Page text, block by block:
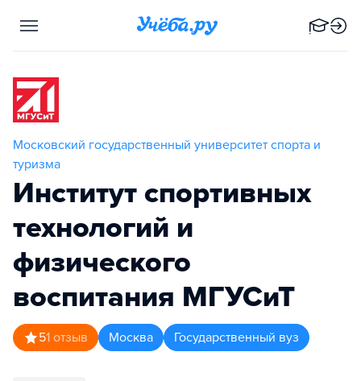
Московский государственный университет спорта и
туризма
Институт спортивных
технологий и
физического
воспитания МГУСиТ
51 отзыв Москва Государственный вуз